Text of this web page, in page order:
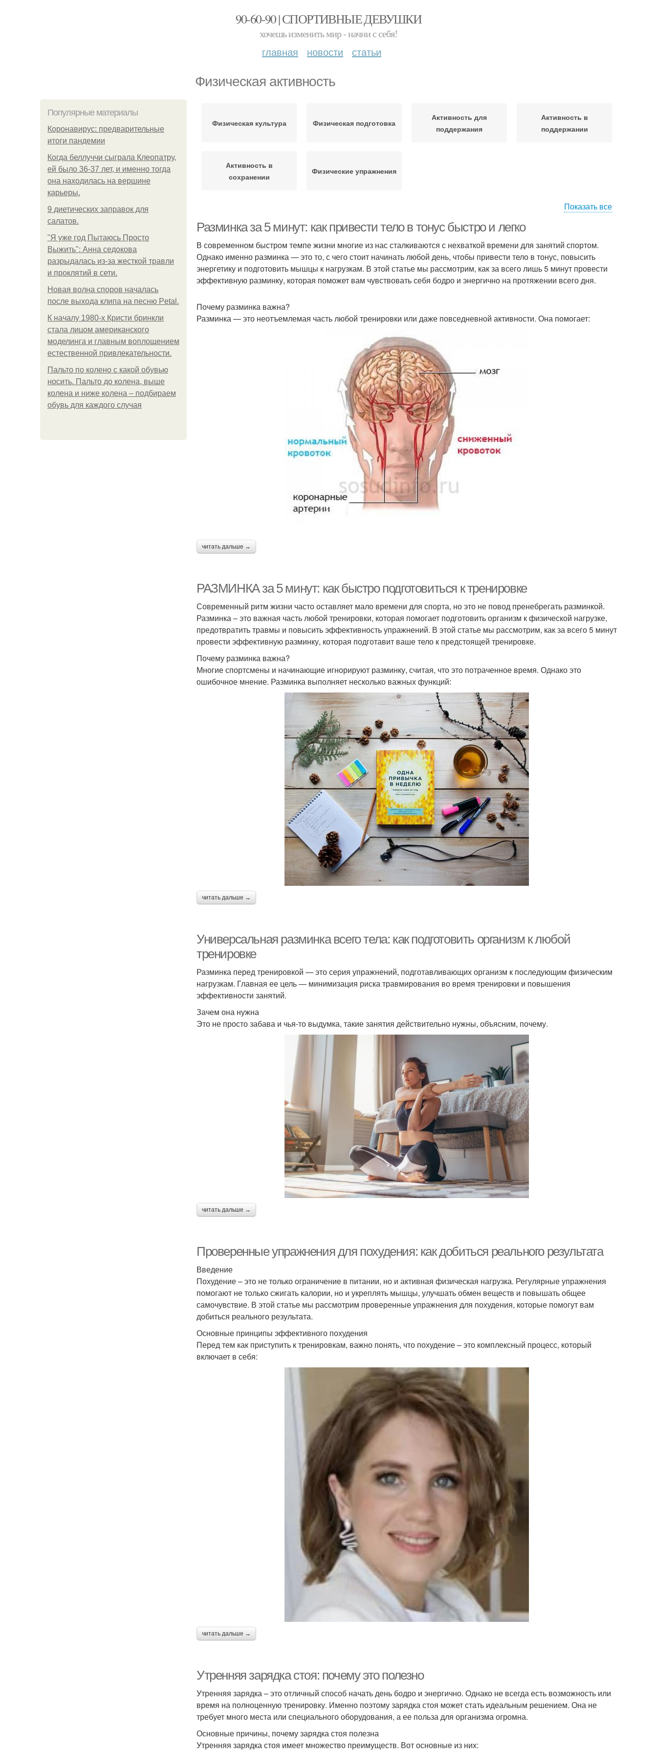
90-60-90 | СПОРТИВНЫЕ ДЕВУШКИ
хочешь изменить мир - начни с себя!
главная новости статьи
Физическая активность
Популярные материалы
Коронавирус: предварительные
итоги пандемии
Когда беллуччи сыграла Клеопатру,
ей было 36-37 лет, и именно тогда
она находилась на вершине
карьеры.
9 диетических заправок для
салатов.
"Я уже год Пытаюсь Просто
Выжить": Анна седокова
разрыдалась из-за жесткой травли
и проклятий в сети.
Новая волна споров началась
после выхода клипа на песню Petal.
К началу 1980-х Кристи бринкли
стала лицом американского
моделинга и главным воплощением
естественной привлекательности.
Пальто по колено с какой обувью
носить. Пальто до колена, выше
колена и ниже колена – подбираем
обувь для каждого случая
Физическая культура Физическая подготовка
Активность для
поддержания
Активность в
поддержании
Активность в
сохранении
Физические упражнения
Показать все
Разминка за 5 минут: как привести тело в тонус быстро и легко
В современном быстром темпе жизни многие из нас сталкиваются с нехваткой времени для занятий спортом.
Однако именно разминка — это то, с чего стоит начинать любой день, чтобы привести тело в тонус, повысить
энергетику и подготовить мышцы к нагрузкам. В этой статье мы рассмотрим, как за всего лишь 5 минут провести
эффективную разминку, которая поможет вам чувствовать себя бодро и энергично на протяжении всего дня.
Почему разминка важна?
Разминка — это неотъемлемая часть любой тренировки или даже повседневной активности. Она помогает:
читать дальше →
РАЗМИНКА за 5 минут: как быстро подготовиться к тренировке
Современный ритм жизни часто оставляет мало времени для спорта, но это не повод пренебрегать разминкой.
Разминка – это важная часть любой тренировки, которая помогает подготовить организм к физической нагрузке,
предотвратить травмы и повысить эффективность упражнений. В этой статье мы рассмотрим, как за всего 5 минут
провести эффективную разминку, которая подготавит ваше тело к предстоящей тренировке.
Почему разминка важна?
Многие спортсмены и начинающие игнорируют разминку, считая, что это потраченное время. Однако это
ошибочное мнение. Разминка выполняет несколько важных функций:
читать дальше →
Универсальная разминка всего тела: как подготовить организм к любой
тренировке
Разминка перед тренировкой — это серия упражнений, подготавливающих организм к последующим физическим
нагрузкам. Главная ее цель — минимизация риска травмирования во время тренировки и повышения
эффективности занятий.
Зачем она нужна
Это не просто забава и чья-то выдумка, такие занятия действительно нужны, объясним, почему.
читать дальше →
Проверенные упражнения для похудения: как добиться реального результата
Введение
Похудение – это не только ограничение в питании, но и активная физическая нагрузка. Регулярные упражнения
помогают не только сжигать калории, но и укреплять мышцы, улучшать обмен веществ и повышать общее
самочувствие. В этой статье мы рассмотрим проверенные упражнения для похудения, которые помогут вам
добиться реального результата.
Основные принципы эффективного похудения
Перед тем как приступить к тренировкам, важно понять, что похудение – это комплексный процесс, который
включает в себя:
читать дальше →
Утренняя зарядка стоя: почему это полезно
Утренняя зарядка – это отличный способ начать день бодро и энергично. Однако не всегда есть возможность или
время на полноценную тренировку. Именно поэтому зарядка стоя может стать идеальным решением. Она не
требует много места или специального оборудования, а ее польза для организма огромна.
Основные причины, почему зарядка стоя полезна
Утренняя зарядка стоя имеет множество преимуществ. Вот основные из них: